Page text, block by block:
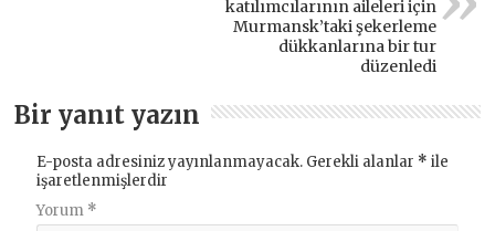
katılımcılarının aileleri için
Murmansk’taki şekerleme
dükkanlarına bir tur
düzenledi
Bir yanıt yazın
E-posta adresiniz yayınlanmayacak. Gerekli alanlar * ile
işaretlenmişlerdir
Yorum *